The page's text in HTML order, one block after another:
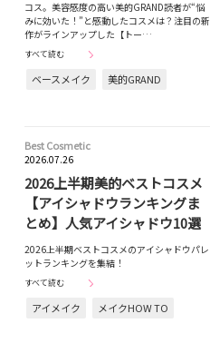
コス。美容感度の高い美的GRAND読者が“悩
みに効いた！”と感動したコスメは？注目の新
作がラインアップした【トー…
すべて読む
ベースメイク 美的GRAND
Best Cosmetic
2026.07.26
2026上半期美的ベストコスメ
【アイシャドウランキングま
とめ】人気アイシャドウ10選
2026上半期ベストコスメのアイシャドウパレ
ットランキングを集結！
すべて読む
アイメイク メイクHOW TO